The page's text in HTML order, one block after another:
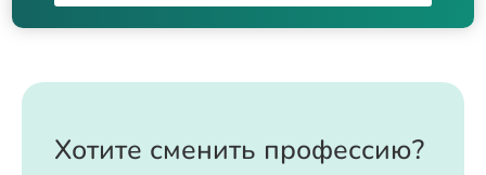
Хотите сменить профессию?